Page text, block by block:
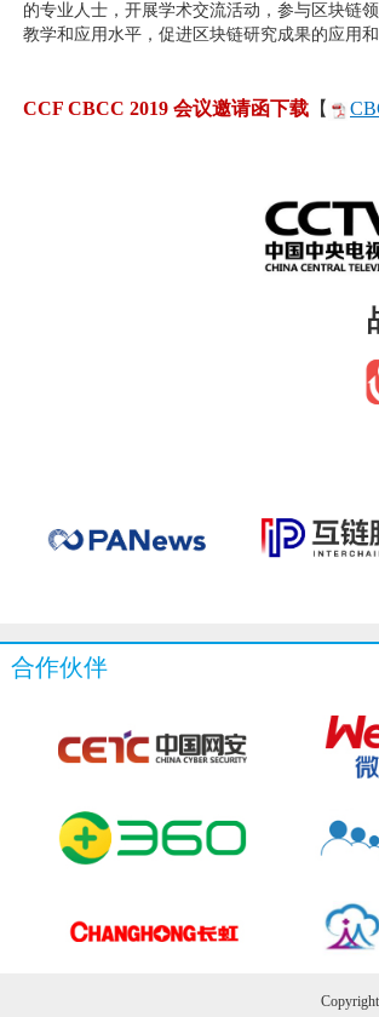
的专业人士，开展学术交流活动，参与区块链
教学和应用水平，促进区块链研究成果的应用
CCF CBCC 2019 会议邀请函下载 【
合作伙伴